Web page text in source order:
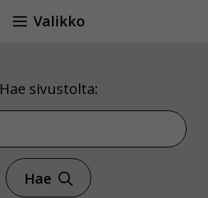
Valikko
Hae sivustolta:
Hae sivustolta
Hae